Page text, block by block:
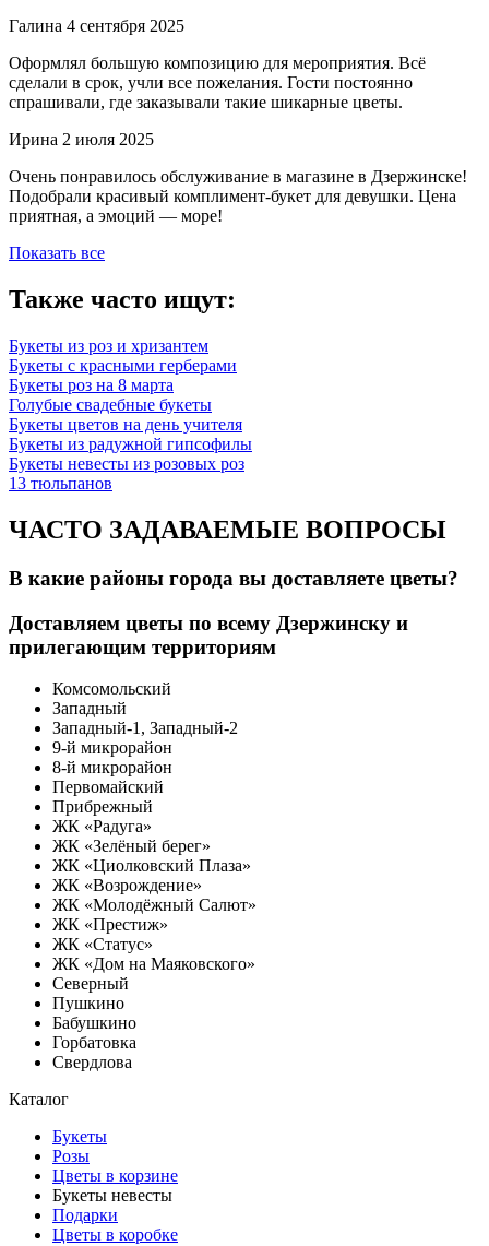
Галина 4 сентября 2025
Оформлял большую композицию для мероприятия. Всё
сделали в срок, учли все пожелания. Гости постоянно
спрашивали, где заказывали такие шикарные цветы.
Ирина 2 июля 2025
Очень понравилось обслуживание в магазине в Дзержинске!
Подобрали красивый комплимент-букет для девушки. Цена
приятная, а эмоций — море!
Показать все
Также часто ищут:
Букеты из роз и хризантем
Букеты с красными герберами
Букеты роз на 8 марта
Голубые свадебные букеты
Букеты цветов на день учителя
Букеты из радужной гипсофилы
Букеты невесты из розовых роз
13 тюльпанов
ЧАСТО ЗАДАВАЕМЫЕ ВОПРОСЫ
В какие районы города вы доставляете цветы?
Доставляем цветы по всему Дзержинску и
прилегающим территориям
Комсомольский
Западный
Западный-1, Западный-2
9-й микрорайон
8-й микрорайон
Первомайский
Прибрежный
ЖК «Радуга»
ЖК «Зелёный берег»
ЖК «Циолковский Плаза»
ЖК «Возрождение»
ЖК «Молодёжный Салют»
ЖК «Престиж»
ЖК «Статус»
ЖК «Дом на Маяковского»
Северный
Пушкино
Бабушкино
Горбатовка
Свердлова
Каталог
Букеты
Розы
Цветы в корзине
Букеты невесты
Подарки
Цветы в коробке